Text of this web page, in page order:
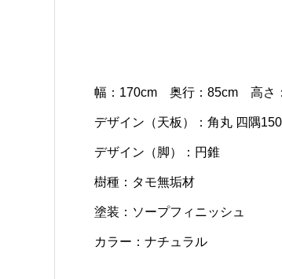
幅：170cm 奥行：85cm 高さ
デザイン（天板）：角丸 四隅
デザイン（脚）：円錐
樹種：タモ無垢材
塗装：ソープフィニッシュ
カラー：ナチュラル